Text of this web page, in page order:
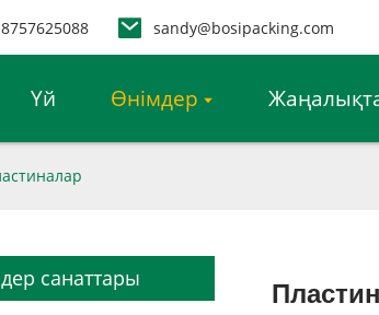
sandy@bosipacking.com
Үй Өнімдер
санаттары